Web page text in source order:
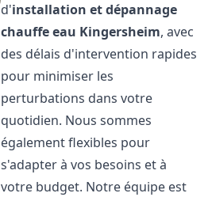
d'installation et dépannage
chauffe eau Kingersheim, avec
des délais d'intervention rapides
pour minimiser les
perturbations dans votre
quotidien. Nous sommes
également flexibles pour
s'adapter à vos besoins et à
votre budget. Notre équipe est